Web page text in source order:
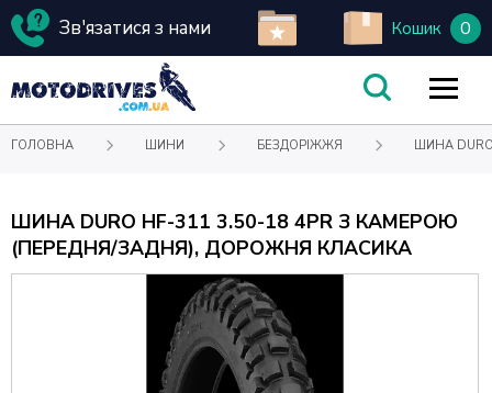
Зв'язатися з нами Кошик 0
ГОЛОВНА ШИНИ БЕЗДОРІЖЖЯ ШИНА
ШИНА DURO HF-311 3.50-18 4PR З КАМЕРОЮ
(ПЕРЕДНЯ/ЗАДНЯ), ДОРОЖНЯ КЛАСИКА